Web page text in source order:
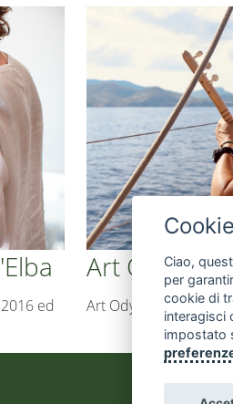
ed
Art Odyssey
Art Odyssey è un
Ciao,
per
cookie di
interagisci
impostato